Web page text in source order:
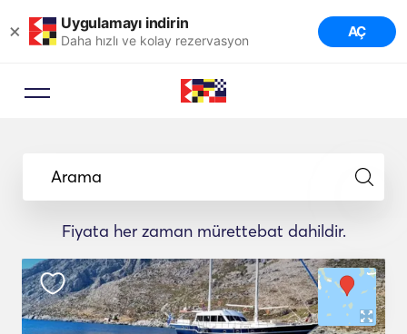
× Uygulamayı indirin
Daha hızlı ve kolay rezervasyon AÇ
Arama
Fiyata her zaman mürettebat dahildir.